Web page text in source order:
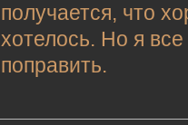
получается, что
хотелось. Но я
поправить.